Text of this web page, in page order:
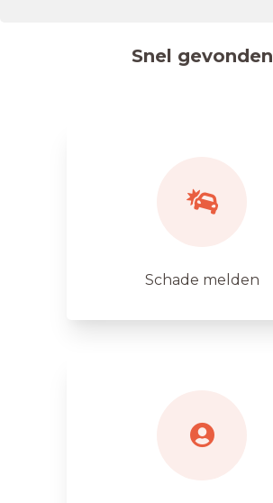
Snel gevonden
Schade melden